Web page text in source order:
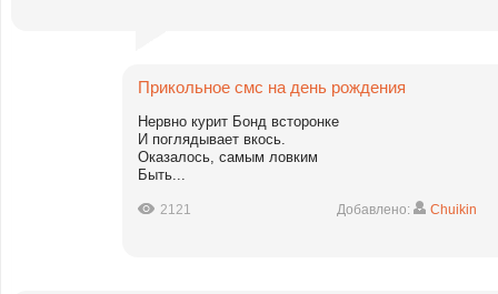
Прикольное смс на день рождения
Нервно курит Бонд всторонке
И поглядывает вкось.
Оказалось, самым ловким
Быть...
2121 Добавлено: Chuikin